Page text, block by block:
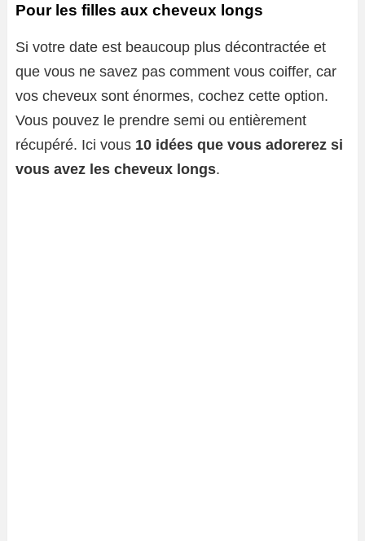
Pour les filles aux cheveux longs
Si votre date est beaucoup plus décontractée et
que vous ne savez pas comment vous coiffer, car
vos cheveux sont énormes, cochez cette option.
Vous pouvez le prendre semi ou entièrement
récupéré. Ici vous 10 idées que vous adorerez si
vous avez les cheveux longs.